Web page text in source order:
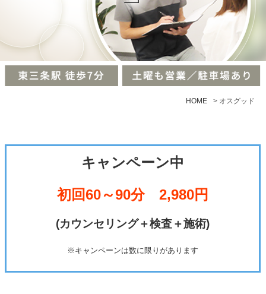
HOME > オスグッド
キャンペーン中
初回60～90分 2,980円
(カウンセリング＋検査＋施術)
※キャンペーンは数に限りがあります